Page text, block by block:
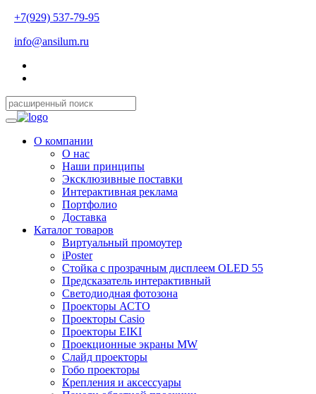
+7(929) 537-79-95
info@ansilum.ru
О компании
О нас
Наши принципы
Эксклюзивные поставки
Интерактивная реклама
Портфолио
Доставка
Каталог товаров
Виртуальный промоутер
iPoster
Стойка с прозрачным дисплеем OLED 55
Предсказатель интерактивный
Светодиодная фотозона
Проекторы АСТО
Проекторы Casio
Проекторы EIKI
Проекционные экраны MW
Слайд проекторы
Гобо проекторы
Крепления и аксессуары